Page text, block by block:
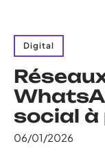
Digital
social à
06/01/2026